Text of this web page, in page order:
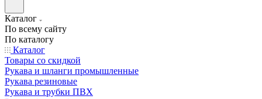
Каталог
По всему сайту
По каталогу
Каталог
Товары со скидкой
Рукава и шланги промышленные
Рукава резиновые
Рукава и трубки ПВХ